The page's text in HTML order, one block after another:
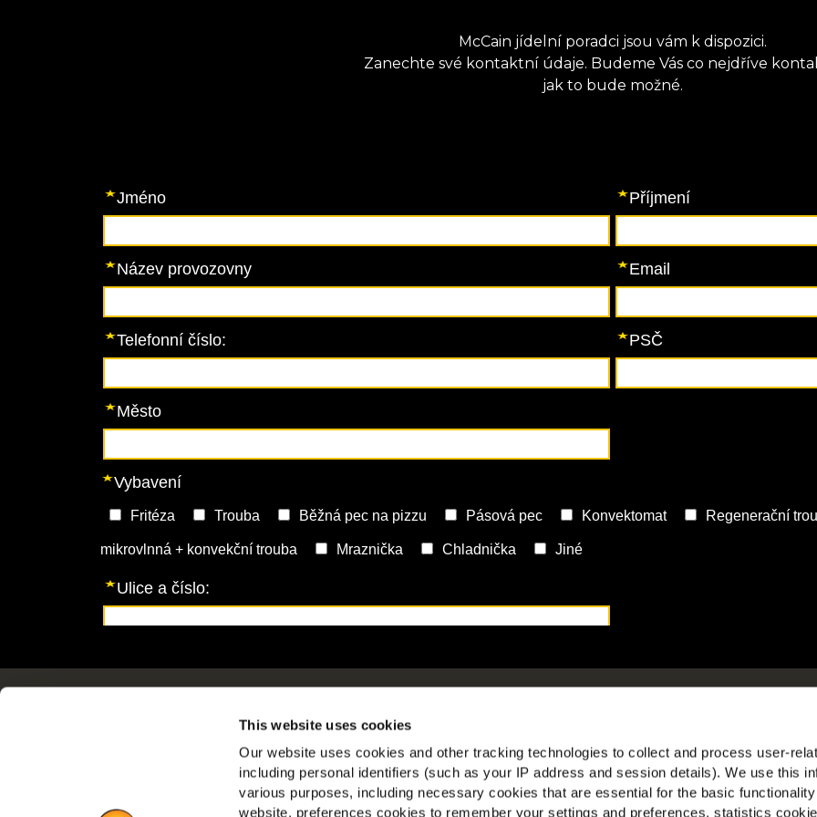
This website uses cookies
Our website uses cookies and other tracking technologies to collect and process user-
including personal identifiers (such as your IP address and session details). We use this
various purposes, including necessary cookies that are essential for the basic
website, preferences cookies to remember your settings and preferences, statistics
McCain jídelní poradci jsou vám k dispozici.
Zanechte své kontaktní údaje. Budeme Vás co nejdříve
jak to bude možné.
Inspirace
Poháněno našimi kořeny
Nabídka práce
Nejčastější dotazy